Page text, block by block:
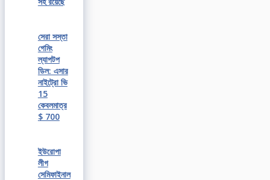
সেরা সস্তা
গেমিং
ল্যাপটপ
ডিল: এসার
নাইট্রো ভি
15
কেবলমাত্র
$ 700
ইউরোপা
লীগ
সেমিফাইনাল